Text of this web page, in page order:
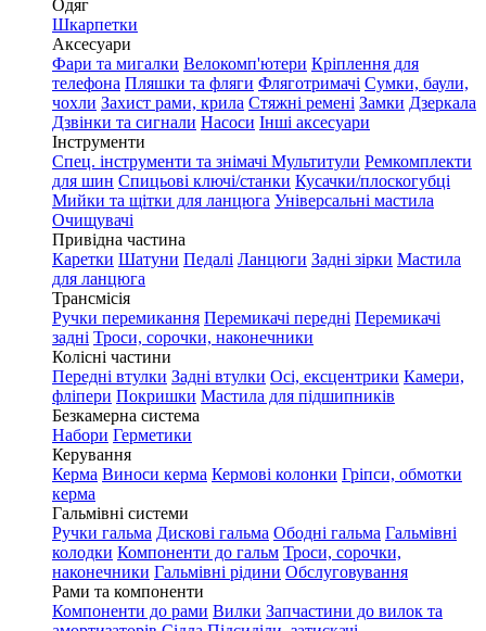
Одяг
Шкарпетки
Аксесуари
Фари та мигалки Велокомп'ютери Кріплення для
телефона Пляшки та фляги Фляготримачі Сумки, баули,
чохли Захист рами, крила Стяжні ремені Замки Дзеркала
Дзвінки та сигнали Насоси Інші аксесуари
Інструменти
Спец. інструменти та знімачі Мультитули Ремкомплекти
для шин Спицьові ключі/станки Кусачки/плоскогубці
Мийки та щітки для ланцюга Універсальні мастила
Очищувачі
Привідна частина
Каретки Шатуни Педалі Ланцюги Задні зірки Мастила
для ланцюга
Трансмісія
Ручки перемикання Перемикачі передні Перемикачі
задні Троси, сорочки, наконечники
Колісні частини
Передні втулки Задні втулки Осі, ексцентрики Камери,
фліпери Покришки Мастила для підшипників
Безкамерна система
Набори Герметики
Керування
Керма Виноси керма Кермові колонки Гріпси, обмотки
керма
Гальмівні системи
Ручки гальма Дискові гальма Ободні гальма Гальмівні
колодки Компоненти до гальм Троси, сорочки,
наконечники Гальмівні рідини Обслуговування
Рами та компоненти
Компоненти до рами Вилки Запчастини до вилок та